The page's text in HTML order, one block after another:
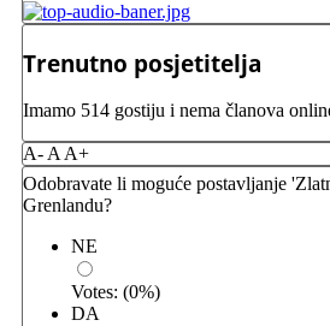
Trenutno posjetitelja
Imamo 514 gostiju i nema članova
A- A A+
Odobravate li moguće postavljanje
Grenlandu?
NE
Votes: (0%)
DA